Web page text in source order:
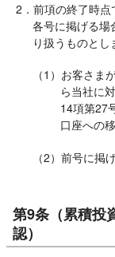
2．前項の終了時
各号に掲げる場
り扱うものとし
（1）お客さま
ら当社に
14項第27
口座への
（2）前号に掲
第9条（累積投
認）